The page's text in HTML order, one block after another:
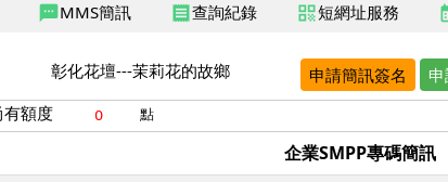
smsMMS簡訊 receipt 查詢紀錄 qr_code短網址服務
彰化花壇---茉莉花的故鄉 申請簡訊簽名
有額度 點
企業SMPP專碼簡訊